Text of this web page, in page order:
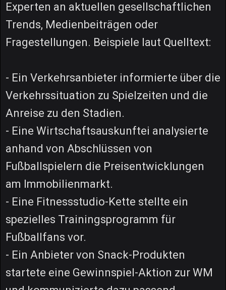
Experten an aktuellen gesellschaftlichen
Trends, Medienbeiträgen oder
Fragestellungen. Beispiele laut Quelltext:
- Ein Verkehrsanbieter informierte über die
Verkehrssituation zu Spielzeiten und die
Anreise zu den Stadien.
- Eine Wirtschaftsauskunftei analysierte
anhand von Abschlüssen von
Fußballspielern die Preisentwicklungen
am Immobilienmarkt.
- Eine Fitnessstudio-Kette stellte ein
spezielles Trainingsprogramm für
Fußballfans vor.
- Ein Anbieter von Snack-Produkten
startete eine Gewinnspiel-Aktion zur WM